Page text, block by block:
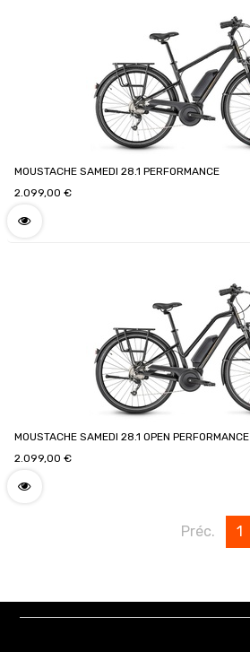
MOUSTACHE SAMEDI 28.1 PERFORMANCE
2.099,00 €
MOUSTACHE SAMEDI 28.1 OPEN PERFORMANCE
2.099,00 €
Préc. 1